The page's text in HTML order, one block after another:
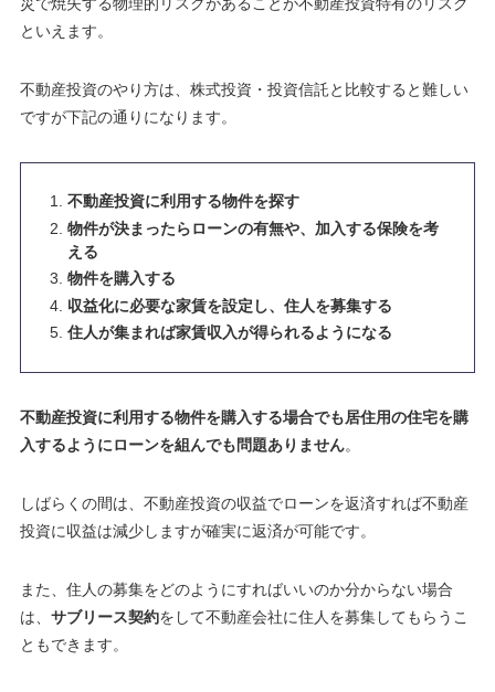
といえます。
不動産投資のやり方は、株式投資・投資信託と比較すると難しい
ですが下記の通りになります。
不動産投資に利用する物件を探す
物件が決まったらローンの有無や、加入する保険を考
える
物件を購入する
収益化に必要な家賃を設定し、住人を募集する
住人が集まれば家賃収入が得られるようになる
不動産投資に利用する物件を購入する場合でも居住用の住宅を購
入するようにローンを組んでも問題ありません。
しばらくの間は、不動産投資の収益でローンを返済すれば不動産
投資に収益は減少しますが確実に返済が可能です。
また、住人の募集をどのようにすればいいのか分からない場合
は、 サブリース契約をして不動産会社に住人を募集してもらうこ
ともできます。